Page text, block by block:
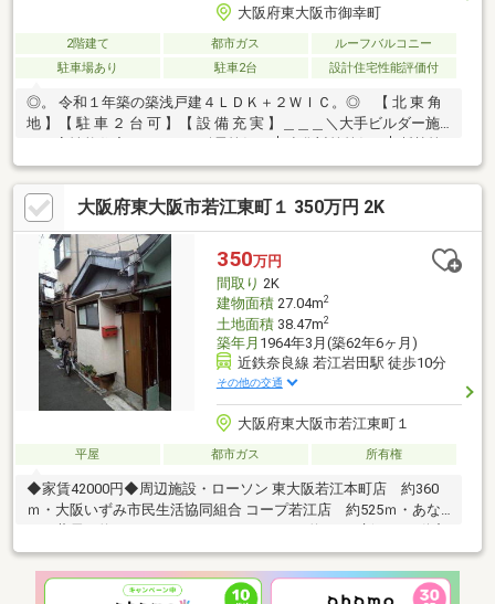
大阪府東大阪市御幸町
2階建て 都市ガス
ルーフバルコニー
駐車場あり
駐車2台 設計住宅性能評価付
◎。 令和１年築の築浅戸建４ＬＤＫ＋２ＷＩＣ。◎ 【 北 東 角
地 】【 駐 車 ２ 台 可 】【 設 備 充 実 】＿＿＿＼大手ビルダー施
級３ 住宅性能評価＆フラット35S適合証明書取得＿＿＿＿＿＿
＿＿＿＿＿＿＿＿＿＿＿＿＿＿＿＿●近鉄奈良線「瓢箪山」駅ま
で徒歩９分●対面キッチンで開放感あるLDK16.6帖●浴室暖房乾燥
機完備の広々一坪バスルーム●WIC2か所！全居室収納完備●屋根付
きルーフバルコニー●シャッター雨戸付き［学 校 区］縄手小学
校…徒歩６分 / 繩手中学校…徒歩９分
大阪府東大阪市若江東町１ 350万円 2K
350万円
間取り 2K
建物面積27.04m2
土地面積38.47m2
築年月 1964年3月(築62年6ヶ月)
近鉄奈良線 若江岩田駅 徒歩10分
その他の交通
大阪府東大阪市若江東町１
平屋 都市ガス 所有権
◆家賃42000円◆周辺施設・ローソン 東大阪若江本町店 約360
ｍ・大阪いずみ市民生活協同組合 コープ若江店 約525ｍ・あな
投資を始められる方、まずはこの物件で試してみてください。賃
貸中ですので購入後の手間が少なく不動産投資初心者の方でも安
心です！不動産購入で失敗を避けるなら、まずはリテラスハウジ